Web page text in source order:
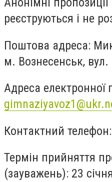
реєструються і не
Поштова адреса:
м. Вознесенськ,
Адреса електронної
Контактний
Термін прийняття
(зауважень): 23